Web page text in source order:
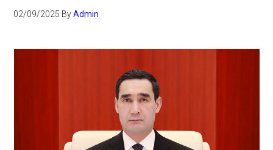
02/09/2025 ByAdmin